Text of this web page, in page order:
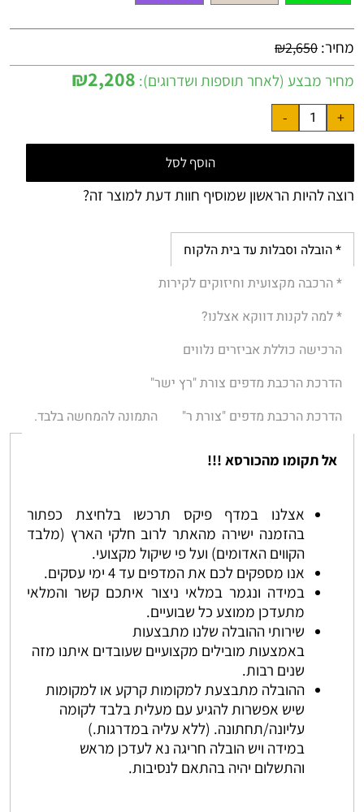
מחיר: ₪2,650
מחיר מבצע (לאחר תוספות ושדרוגים): ₪2,208
הוסף לסל
רוצה להיות הראשון שמוסיף חוות דעת למוצר זה?
* הובלה וסבלות עד בית הלקוח
* הרכבה מקצועית וחיזוקים לקירות
* למה לקנות דווקא אצלנו?
הרכישה כוללת אביזרים נלווים
הדרכת הרכבת מדפים צורת "רץ ישר"
הדרכת הרכבת מדפים "צורת ר"
התמונה להמחשה בלבד.
אל תקומו מהכורסא !!!
אצלנו במדף פיקס תרכשו בלחיצת כפתור
בהזמנה ישירה מהאתר לרוב חלקי הארץ (מלבד
הקווים האדומים) ועל פי שיקול מקצועי.
אנו מספקים לכם את המדפים עד 4 ימי עסקים.
במידה ונגמר במלאי ניצור איתכם קשר והמלאי
מתעדכן ממוצע כל שבועיים.
שירותי ההובלה שלנו מתבצעות
באמצעות מובילים מקצועיים שעובדים איתנו מזה
שנים רבות.
ההובלה מתבצעת למקומות קרקע או למקומות
שיש אפשרות להגיע עם מעלית בלבד לקומה
עליונה/תחתונה. (ללא עליה במדרגות.)
במידה ויש הובלה חריגה נא לעדכן מראש
והתשלום יהיה בהתאם לנסיבות.